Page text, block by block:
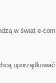
w świat e-